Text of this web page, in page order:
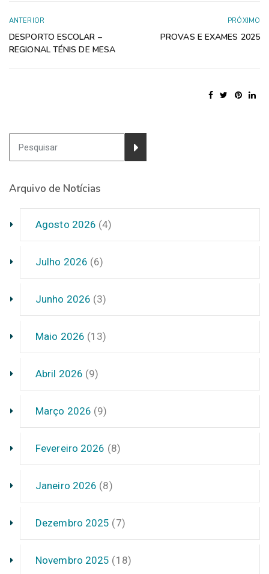
ANTERIOR
DESPORTO ESCOLAR –
REGIONAL TÉNIS DE MESA
PRÓXIMO
PROVAS E EXAMES 2025
Arquivo de Notícias
Agosto 2026 (4)
Julho 2026 (6)
Junho 2026 (3)
Maio 2026 (13)
Abril 2026 (9)
Março 2026 (9)
Fevereiro 2026 (8)
Janeiro 2026 (8)
Dezembro 2025 (7)
Novembro 2025 (18)